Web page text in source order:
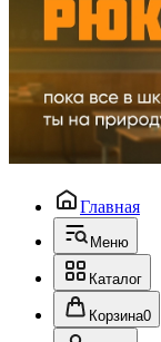
Главная
Меню
Каталог
Корзина0